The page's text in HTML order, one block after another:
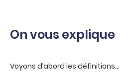
On vous explique
Voyons d’abord les définitions…